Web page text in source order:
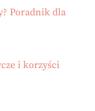
Poradnik dla
i korzyści